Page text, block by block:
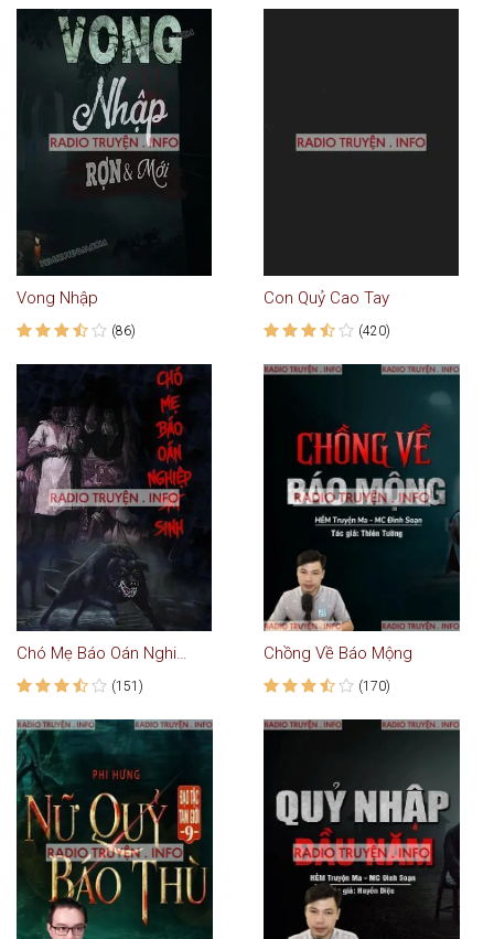
Vong Nhập
(86)
Con Quỷ Cao Tay
(420)
Chó Mẹ Báo Oán Nghiệp Sát Sinh
(151)
Chồng Về Báo Mộng
(170)